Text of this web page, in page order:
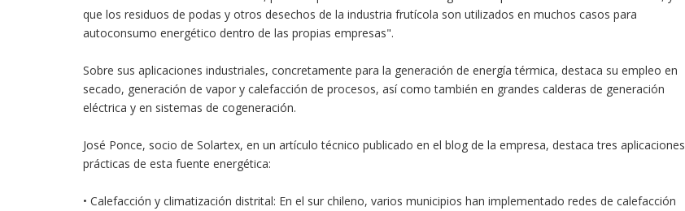
que los residuos de podas y otros desechos de la industria frutícola son utilizados en muchos casos para
autoconsumo energético dentro de las propias empresas".
Sobre sus aplicaciones industriales, concretamente para la generación de energía térmica, destaca su empleo en
secado, generación de vapor y calefacción de procesos, así como también en grandes calderas de generación
eléctrica y en sistemas de cogeneración.
José Ponce, socio de Solartex, en un artículo técnico publicado en el blog de la empresa, destaca tres aplicaciones
prácticas de esta fuente energética:
• Calefacción y climatización distrital: En el sur chileno, varios municipios han implementado redes de calefacción